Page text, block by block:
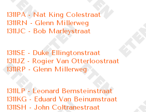
1311PA - Nat King Colestraat
1311RN - Glenn Millerweg
1311JC - Bob Marleystraat
1311SE - Duke Ellingtonstraat
1311JZ - Rogier Van Otterloostraat
1311RP - Glenn Millerweg
1311LP - Leonard Bernsteinstraat
1311KG - Eduard Van Beinumstraat
1311SH - John Coltranestraat